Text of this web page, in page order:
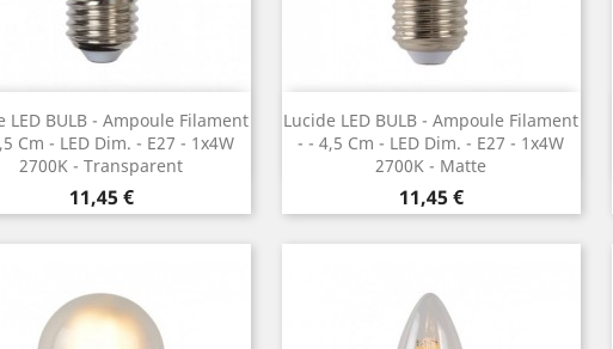
LED BULB - Ampoule Filament
Cm - LED Dim. - E27 - 1x4W
2700K - Transparent
Preis
11,45 €
Vorschau
Lucide LED BULB - Ampoule Filament
- ¯ 4,5 Cm - LED Dim. - E27 - 1x4W
2700K - Matte
Preis
11,45 €
Vorschau